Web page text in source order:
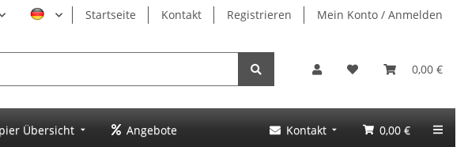
Startseite Kontakt Registrieren Mein Konto / Anmelden
0,00 €
Übersicht Angebote Kontakt 0,00 €